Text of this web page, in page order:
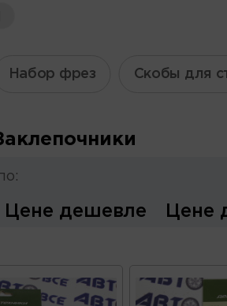
Набор фрез Скобы для
Цене дешевле Цене